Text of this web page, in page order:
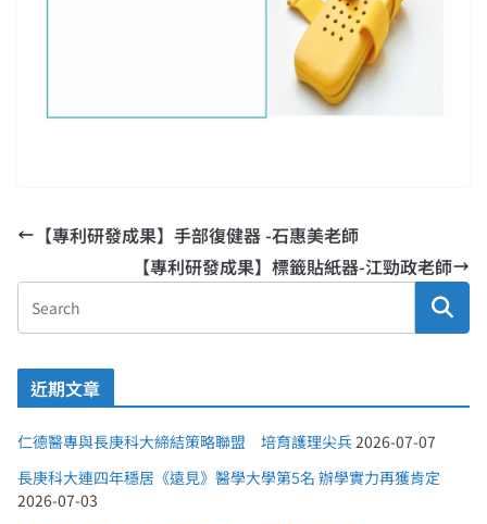
【專利研發成果】手部復健器 -石惠美老師
【專利研發成果】標籤貼紙器-江勁政老師
近期文章
仁德醫專與長庚科大締結策略聯盟 培育護理尖兵2026-07-07
長庚科大連四年穩居《遠見》醫學大學第5名 辦學實力再獲肯定
2026-07-03